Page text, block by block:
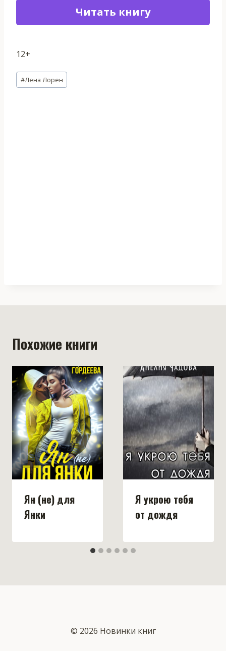
Читать книгу
12+
Метки
записи:
#Лена Лорен
Похожие книги
Ян (не) для
Янки
Я укрою тебя
от дождя
© 2026 Новинки книг